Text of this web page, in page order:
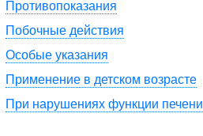
Противопоказания
Побочные действия
Особые указания
Применение в детском возрасте
При нарушениях функции печени